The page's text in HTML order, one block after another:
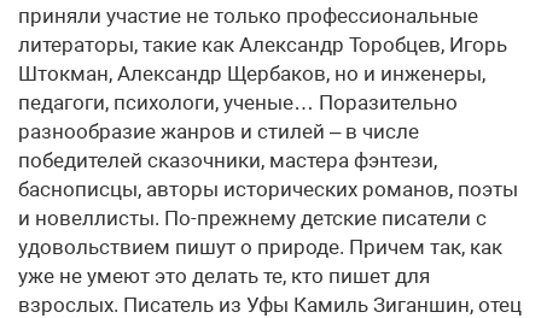
приняли участие не только профессиональные
литераторы, такие как Александр Торобцев, Игорь
Штокман, Александр Щербаков, но и инженеры,
педагоги, психологи, ученые… Поразительно
разнообразие жанров и стилей – в числе
победителей сказочники, мастера фэнтези,
баснописцы, авторы исторических романов, поэты
и новеллисты. По-прежнему детские писатели с
удовольствием пишут о природе. Причем так, как
уже не умеют это делать те, кто пишет для
взрослых. Писатель из Уфы Камиль Зиганшин, отец